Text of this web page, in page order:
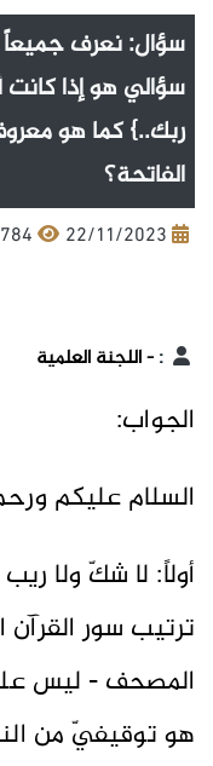
سؤال: نعرف جميعاً
سؤالي هو إذا
ربك..} كما هو
الفاتحة؟
22/11/2023
2784
:- اللجنة العلمية
الجواب:
السلام عليكم
أولاً: لا شكّ ولا
ترتيب سور
المصحف - ليس
هو توقيفيّ من